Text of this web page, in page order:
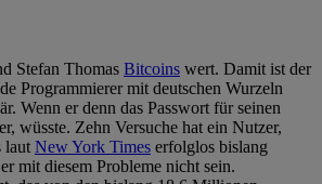
Stefan Thomas Bitcoins wert. Damit ist der
Programmierer mit deutschen Wurzeln
Wenn er denn das Passwort für seinen
wüsste. Zehn Versuche hat ein Nutzer,
lautNew York Times erfolglos bislang
mit diesem Probleme nicht sein.